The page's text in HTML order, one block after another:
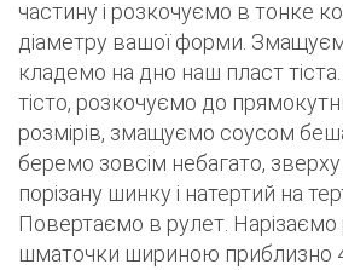
частину і розкочуємо в тонке
діаметру вашої форми.
кладемо на дно наш пласт
тісто, розкочуємо до
розмірів, змащуємо соусом
беремо зовсім небагато,
порізану шинку і натертий на
Повертаємо в рулет. Нарізаємо
шматочки шириною приблизно